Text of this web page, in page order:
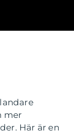
mer
Här är en